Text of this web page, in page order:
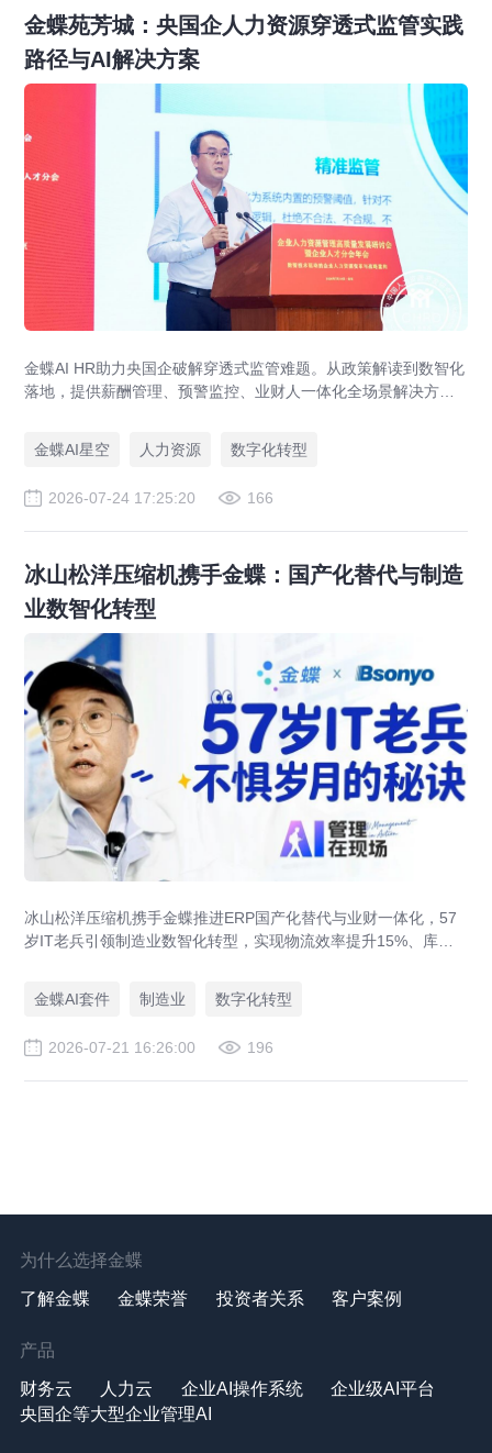
金蝶苑芳城：央国企人力资源穿透式监管实践
路径与AI解决方案
金蝶AI HR助力央国企破解穿透式监管难题。从政策解读到数智化
落地，提供薪酬管理、预警监控、业财人一体化全场景解决方
金蝶AI星空
人力资源 数字化转型
2026-07-24 17:25:20 166
冰山松洋压缩机携手金蝶：国产化替代与制造
业数智化转型
冰山松洋压缩机携手金蝶推进ERP国产化替代与业财一体化，57
岁IT老兵引领制造业数智化转型，实现物流效率提升15%、库存
金蝶AI套件
制造业 数字化转型
2026-07-21 16:26:00 196
为什么选择金蝶
了解金蝶 金蝶荣誉 投资者关系 客户案例
产品
财务云 人力云 企业AI操作系统
企业级AI平台
央国企等大型企业管理AI